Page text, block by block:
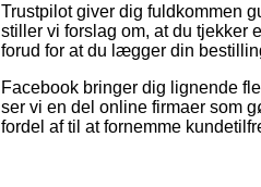
Trustpilot giver dig fuldkommen
stiller vi forslag om, at du
forud for at du lægger din
Facebook bringer dig lignende
ser vi en del online firmaer som
fordel af til at fornemme